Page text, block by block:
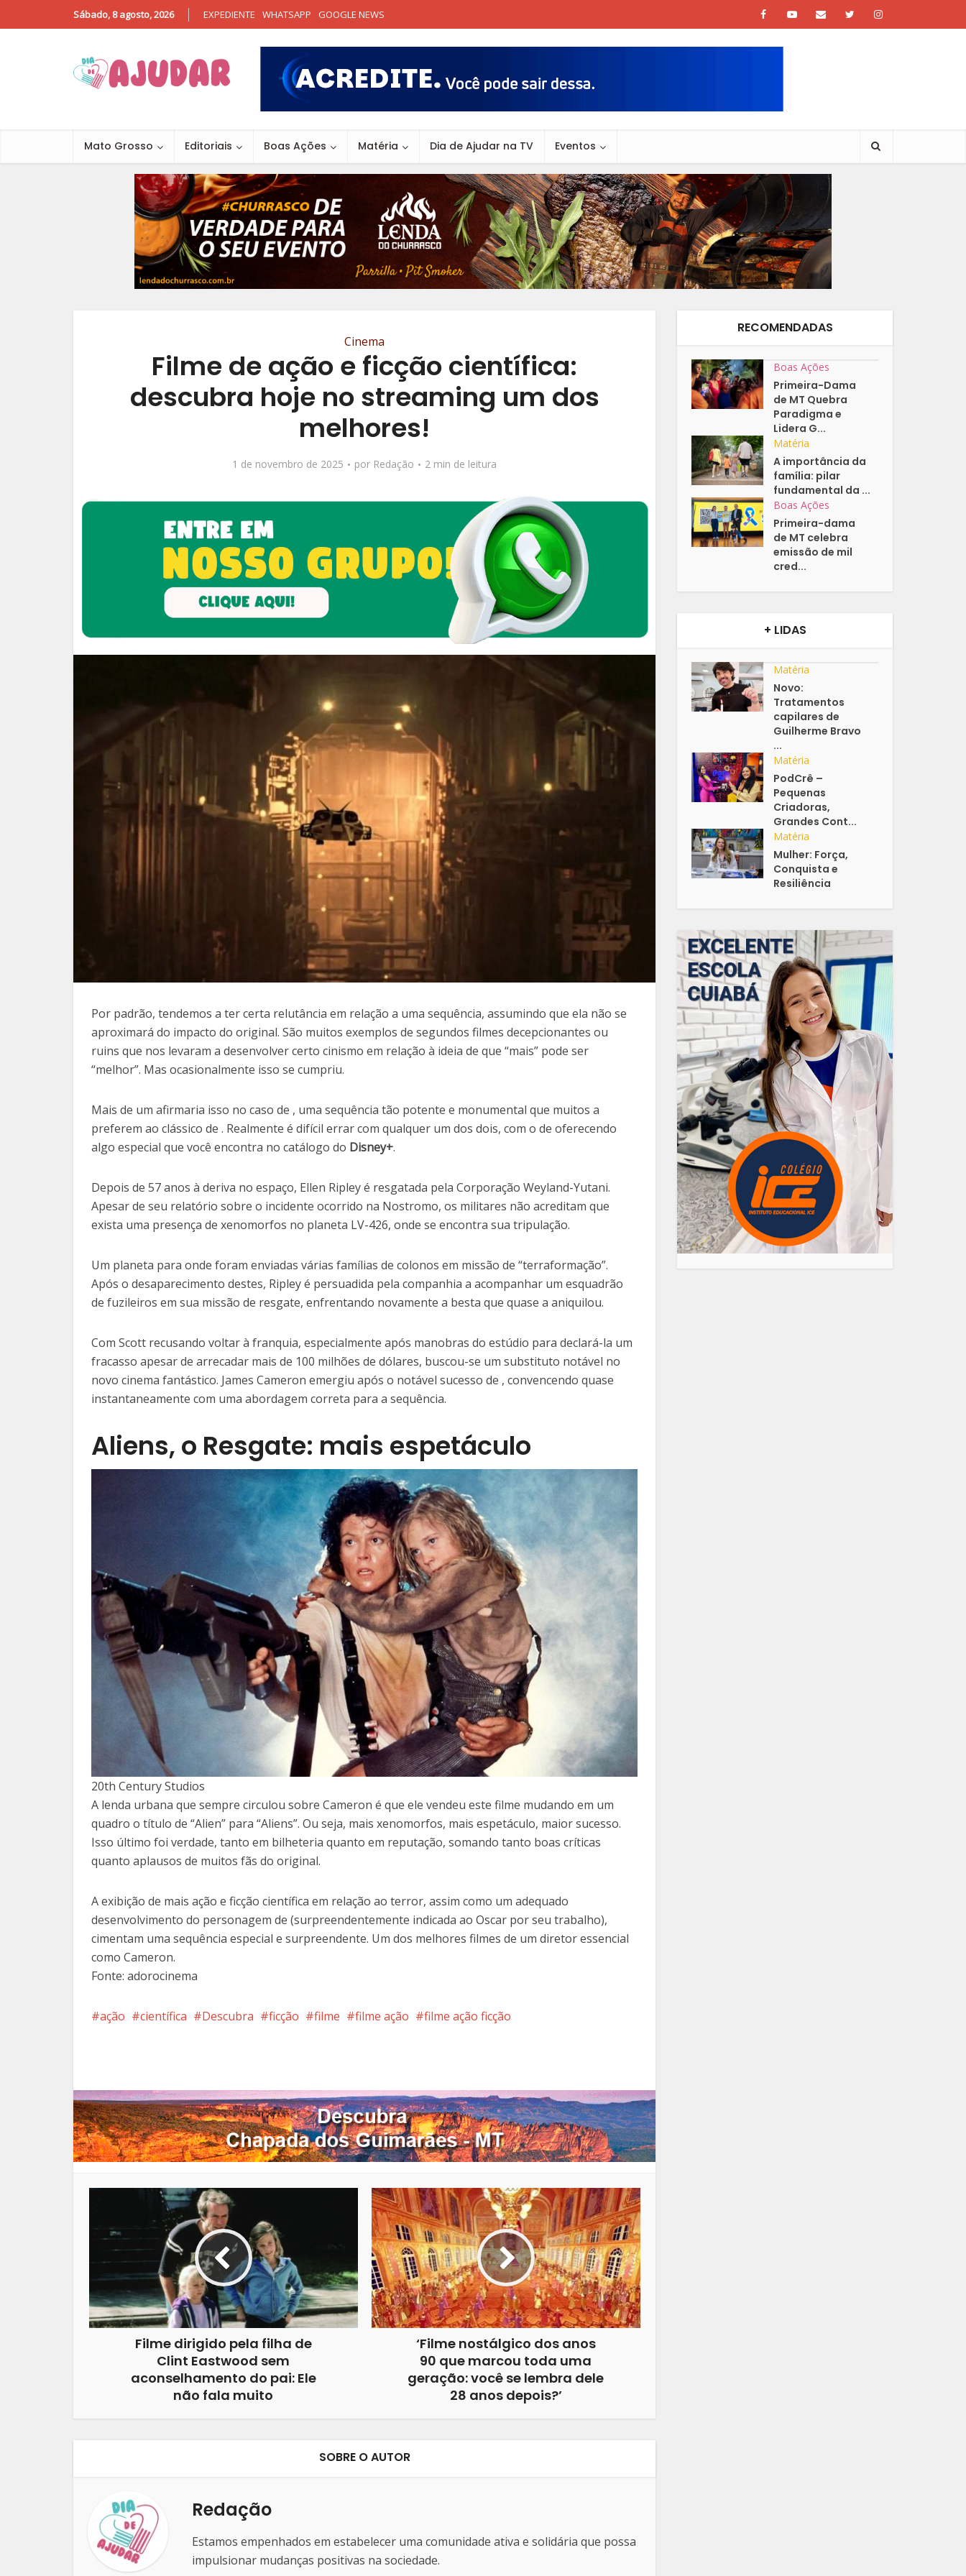
Sábado, 8 agosto, 2026 EXPEDIENTE WHATSAPP GOOGLE NEWS
Mato Grosso Editoriais Boas Ações Matéria Dia de Ajudar na TV Eventos
Cinema
Filme de ação e ficção científica:
descubra hoje no streaming um dos
melhores!
1 de novembro de 2025 por Redação 2 min de leitura
Por padrão, tendemos a ter certa relutância em relação a uma sequência, assumindo que ela não se
aproximará do impacto do original. São muitos exemplos de segundos filmes decepcionantes ou
ruins que nos levaram a desenvolver certo cinismo em relação à ideia de que “mais” pode ser
“melhor”. Mas ocasionalmente isso se cumpriu.
Mais de um afirmaria isso no caso de , uma sequência tão potente e monumental que muitos a
preferem ao clássico de . Realmente é difícil errar com qualquer um dos dois, com o de oferecendo
algo especial que você encontra no catálogo do Disney+.
Depois de 57 anos à deriva no espaço, Ellen Ripley é resgatada pela Corporação Weyland-Yutani.
Apesar de seu relatório sobre o incidente ocorrido na Nostromo, os militares não acreditam que
exista uma presença de xenomorfos no planeta LV-426, onde se encontra sua tripulação.
Um planeta para onde foram enviadas várias famílias de colonos em missão de “terraformação”.
Após o desaparecimento destes, Ripley é persuadida pela companhia a acompanhar um esquadrão
de fuzileiros em sua missão de resgate, enfrentando novamente a besta que quase a aniquilou.
Com Scott recusando voltar à franquia, especialmente após manobras do estúdio para declará-la um
fracasso apesar de arrecadar mais de 100 milhões de dólares, buscou-se um substituto notável no
novo cinema fantástico. James Cameron emergiu após o notável sucesso de , convencendo quase
instantaneamente com uma abordagem correta para a sequência.
Aliens, o Resgate: mais espetáculo
20th Century Studios
A lenda urbana que sempre circulou sobre Cameron é que ele vendeu este filme mudando em um
quadro o título de “Alien” para “Aliens”. Ou seja, mais xenomorfos, mais espetáculo, maior sucesso.
Isso último foi verdade, tanto em bilheteria quanto em reputação, somando tanto boas críticas
quanto aplausos de muitos fãs do original.
A exibição de mais ação e ficção científica em relação ao terror, assim como um adequado
desenvolvimento do personagem de (surpreendentemente indicada ao Oscar por seu trabalho),
cimentam uma sequência especial e surpreendente. Um dos melhores filmes de um diretor essencial
como Cameron.
Fonte: adorocinema
ação científica Descubra ficção filme filme ação filme ação ficção
Filme dirigido pela filha de
Clint Eastwood sem
aconselhamento do pai: Ele
não fala muito
‘Filme nostálgico dos anos
90 que marcou toda uma
geração: você se lembra dele
28 anos depois?’
SOBRE O AUTOR
Redação
Estamos empenhados em estabelecer uma comunidade ativa e solidária que possa
impulsionar mudanças positivas na sociedade.
RECOMENDADAS
Boas Ações
Primeira-Dama
de MT Quebra
Paradigma e
Lidera G...
Matéria
A importância da
família: pilar
fundamental da ...
Boas Ações
Primeira-dama
de MT celebra
emissão de mil
cred...
+ LIDAS
Matéria
Novo:
Tratamentos
capilares de
Guilherme Bravo
...
Matéria
PodCrê –
Pequenas
Criadoras,
Grandes Cont...
Matéria
Mulher: Força,
Conquista e
Resiliência